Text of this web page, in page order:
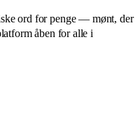
ord for penge — mønt, der
åben for alle i